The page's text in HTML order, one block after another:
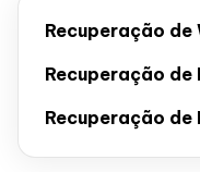
Recuperação de
Recuperação de
Recuperação de